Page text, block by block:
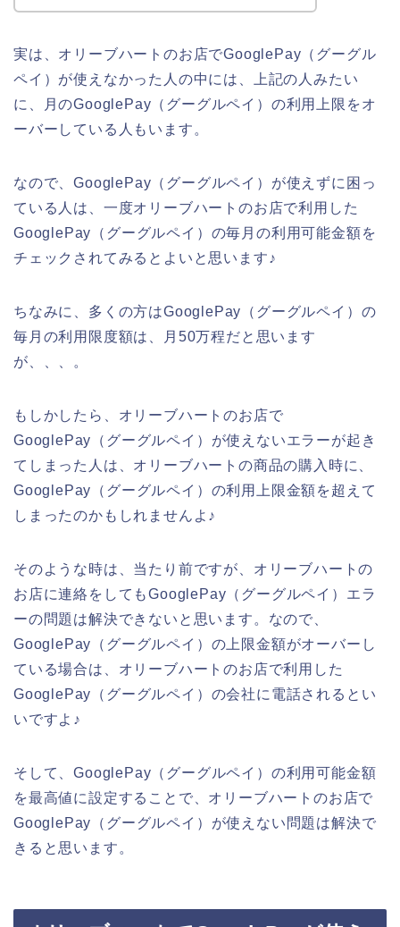
実は、オリーブハートのお店でGooglePay（グーグル
ペイ）が使えなかった人の中には、上記の人みたい
に、月のGooglePay（グーグルペイ）の利用上限をオ
ーバーしている人もいます。
なので、GooglePay（グーグルペイ）が使えずに困っ
ている人は、一度オリーブハートのお店で利用した
GooglePay（グーグルペイ）の毎月の利用可能金額を
チェックされてみるとよいと思います♪
ちなみに、多くの方はGooglePay（グーグルペイ）の
毎月の利用限度額は、月50万程だと思います
が、、、。
もしかしたら、オリーブハートのお店で
GooglePay（グーグルペイ）が使えないエラーが起き
てしまった人は、オリーブハートの商品の購入時に、
GooglePay（グーグルペイ）の利用上限金額を超えて
しまったのかもしれませんよ♪
そのような時は、当たり前ですが、オリーブハートの
お店に連絡をしてもGooglePay（グーグルペイ）エラ
ーの問題は解決できないと思います。なので、
GooglePay（グーグルペイ）の上限金額がオーバーし
ている場合は、オリーブハートのお店で利用した
GooglePay（グーグルペイ）の会社に電話されるとい
いですよ♪
そして、GooglePay（グーグルペイ）の利用可能金額
を最高値に設定することで、オリーブハートのお店で
GooglePay（グーグルペイ）が使えない問題は解決で
きると思います。